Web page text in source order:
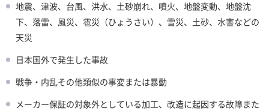
地震、津波、台風、洪水、土砂崩れ、噴火、地盤変動、地盤沈
下、落雷、風災、雹災（ひょうさい）、雪災、土砂、水害などの
天災
日本国外で発生した事故
戦争・内乱その他類似の事変または暴動
メーカー保証の対象外としている加工、改造に起因する故障また